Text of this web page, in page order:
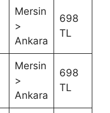
Mersin
>
Ankara
698
TL
Mersin
>
Ankara
698
TL